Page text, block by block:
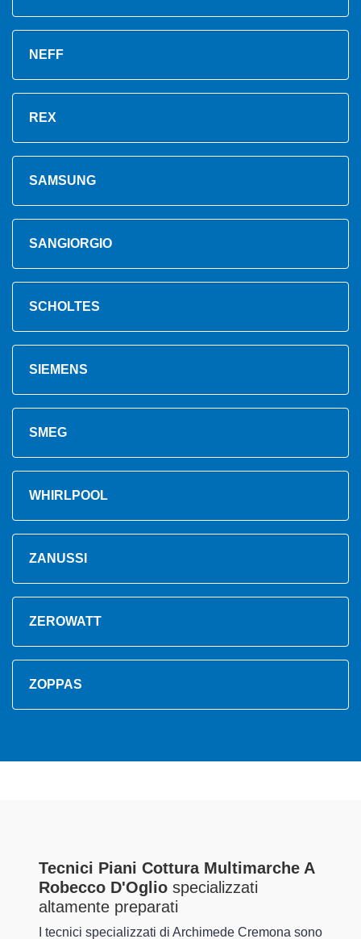
NEFF
REX
SAMSUNG
SANGIORGIO
SCHOLTES
SIEMENS
SMEG
WHIRLPOOL
ZANUSSI
ZEROWATT
ZOPPAS
Tecnici Piani Cottura Multimarche A
Robecco D'Oglio specializzati
altamente preparati
I tecnici specializzati di Archimede Cremona sono